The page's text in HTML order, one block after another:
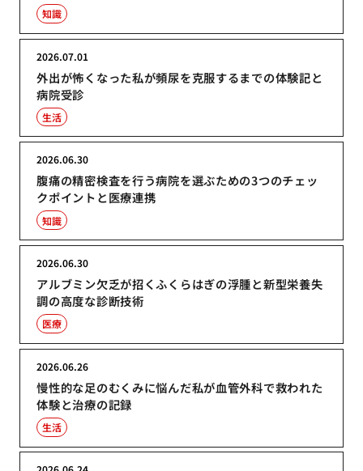
知識
外出が怖くなった私が頻尿を克服するまでの体験記と
病院受診
2026.07.01
生活
腹痛の精密検査を行う病院を選ぶための3つのチェッ
クポイントと医療連携
2026.06.30
知識
アルブミン欠乏が招くふくらはぎの浮腫と新型栄養失
調の高度な診断技術
2026.06.30
医療
慢性的な足のむくみに悩んだ私が血管外科で救われた
体験と治療の記録
2026.06.26
生活